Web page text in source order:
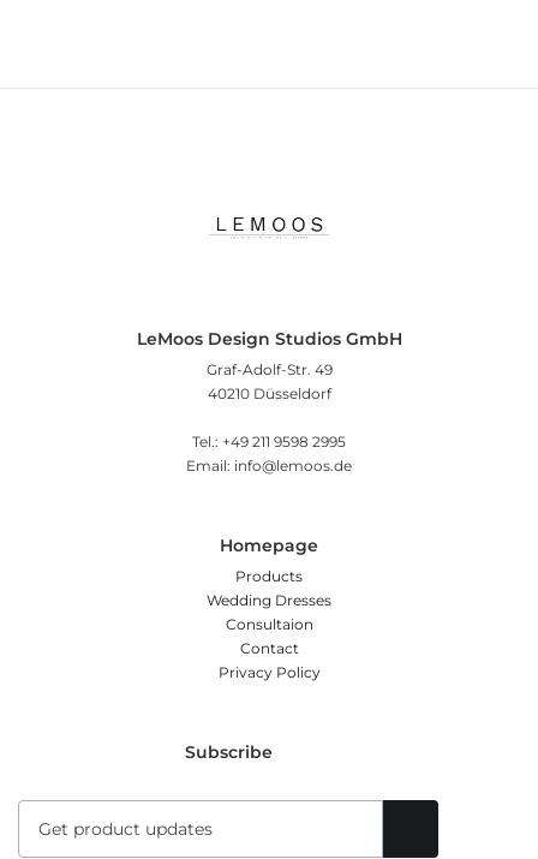
LeMoos Design Studios GmbH
Graf-Adolf-Str. 49
40210 Düsseldorf
Tel.: +49 211 9598 2995
Email: info@lemoos.de
Homepage
Products
Wedding Dresses
Consultaion
Contact
Privacy Policy
Subscribe